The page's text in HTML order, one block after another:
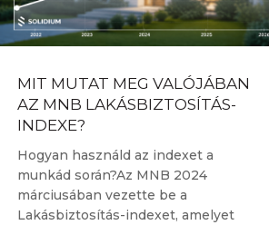
MIT MUTAT MEG VALÓJÁBAN
AZ MNB LAKÁSBIZTOSÍTÁS-
INDEXE?
Hogyan használd az indexet a
munkád során?Az MNB 2024
márciusában vezette be a
Lakásbiztosítás-indexet, amelyet